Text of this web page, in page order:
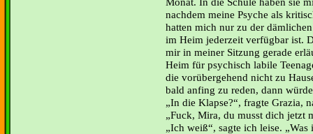
nachdem meine Psyche als
hatten mich nur zu der
im Heim jederzeit verfügbar ist.
mir in meiner Sitzung gerade
Heim für psychisch labile
die vorübergehend nicht zu
bald anfing zu reden, dann
In die Klapse?“, fragte Grazia,
Fuck, Mira, du musst dich jetzt
Ich weiß“, sagte ich leise. „Was